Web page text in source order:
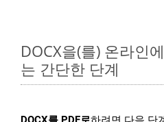
DOCX을(를) 온라인
는 간단한 단계